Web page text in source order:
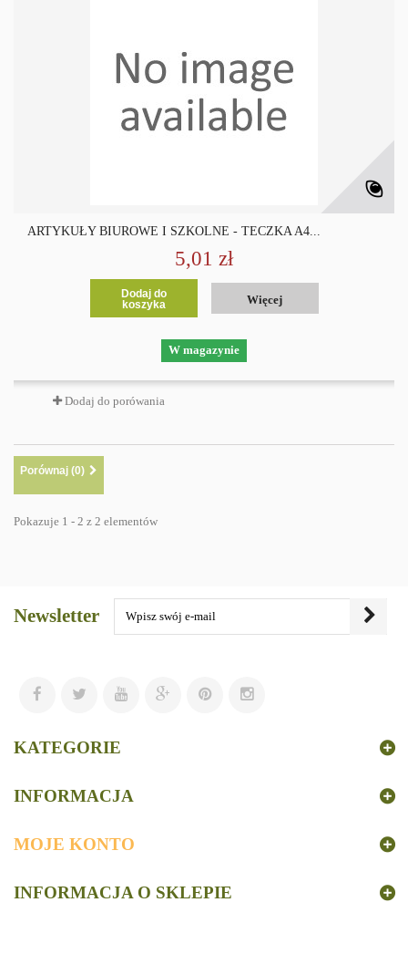
ARTYKUŁY BIUROWE I SZKOLNE - TECZKA A4...
5,01 zł
Dodaj do
koszyka
Więcej
W magazynie
Dodaj do porówania
Porównaj (0)
Pokazuje 1 - 2 z 2 elementów
Newsletter
KATEGORIE
INFORMACJA
MOJE KONTO
INFORMACJA O SKLEPIE